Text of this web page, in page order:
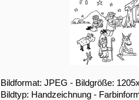
Bildformat: JPEG - Bildgröße:
Bildtyp: Handzeichnung -